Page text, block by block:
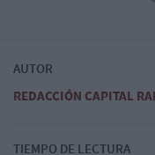
AUTOR
REDACCIÓN CAPITAL
TIEMPO DE LECTURA